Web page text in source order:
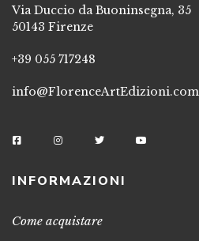
Via Duccio da Buoninsegna, 35
50143 Firenze
+39 055 717248
info@FlorenceArtEdizioni.com
INFORMAZIONI
Come acquistare